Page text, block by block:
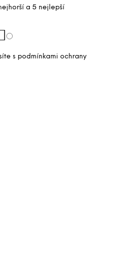
a 5 nejlepší
s podmínkami ochrany